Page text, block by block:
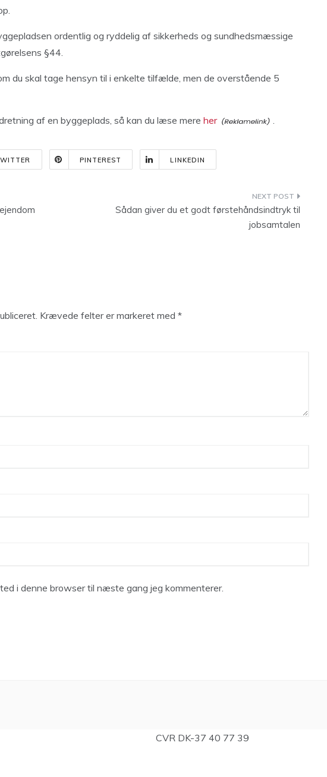
ordentlig og ryddelig af sikkerheds og sundhedsmæssige
§44.
du skal tage hensyn til i enkelte tilfælde, men de overstående 5
af en byggeplads, så kan du læse mere her .
PINTEREST LINKEDIN
Sådan giver du et godt førstehåndsindtryk til
jobsamtalen
Krævede felter er markeret med *
i denne browser til næste gang jeg kommenterer.
CVR DK-37 40 77 39